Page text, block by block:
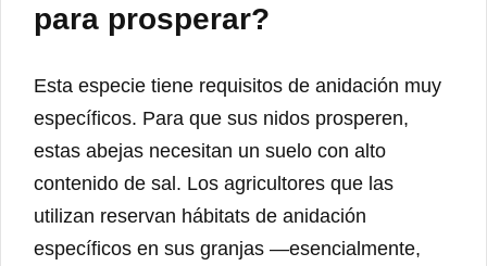
para prosperar?
Esta especie tiene requisitos de anidación muy
específicos. Para que sus nidos prosperen,
estas abejas necesitan un suelo con alto
contenido de sal. Los agricultores que las
utilizan reservan hábitats de anidación
específicos en sus granjas —esencialmente,